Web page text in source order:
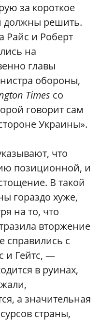
за короткое
должны решить.
Райс и Роберт
на
главы
обороны,
Times со
говорит сам
Украины».
что
позиционной, и
В такой
гораздо хуже,
на то, что
вторжение
справились с
и Гейтс, —
в руинах,
а значительная
страны,